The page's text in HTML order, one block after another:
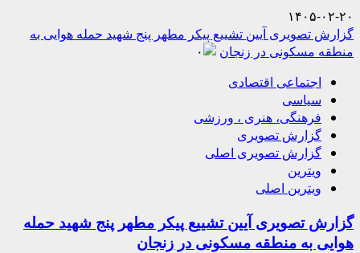
۱۴۰۵-۰۲-۲۰
گزارش تصویری آیین تشییع پیکر مطهر پنج شهید حمله هوایی به
منطقه مسکونی در زنجان
اجتماعی اقتصادی
سیاسی
فرهنگی، هنری ، ورزشی
گزارش تصویری
گزارش تصویری اصلی
ویترین
ویترین اصلی
گزارش تصویری آیین تشییع پیکر مطهر پنج شهید حمله
هوایی به منطقه مسکونی در زنجان